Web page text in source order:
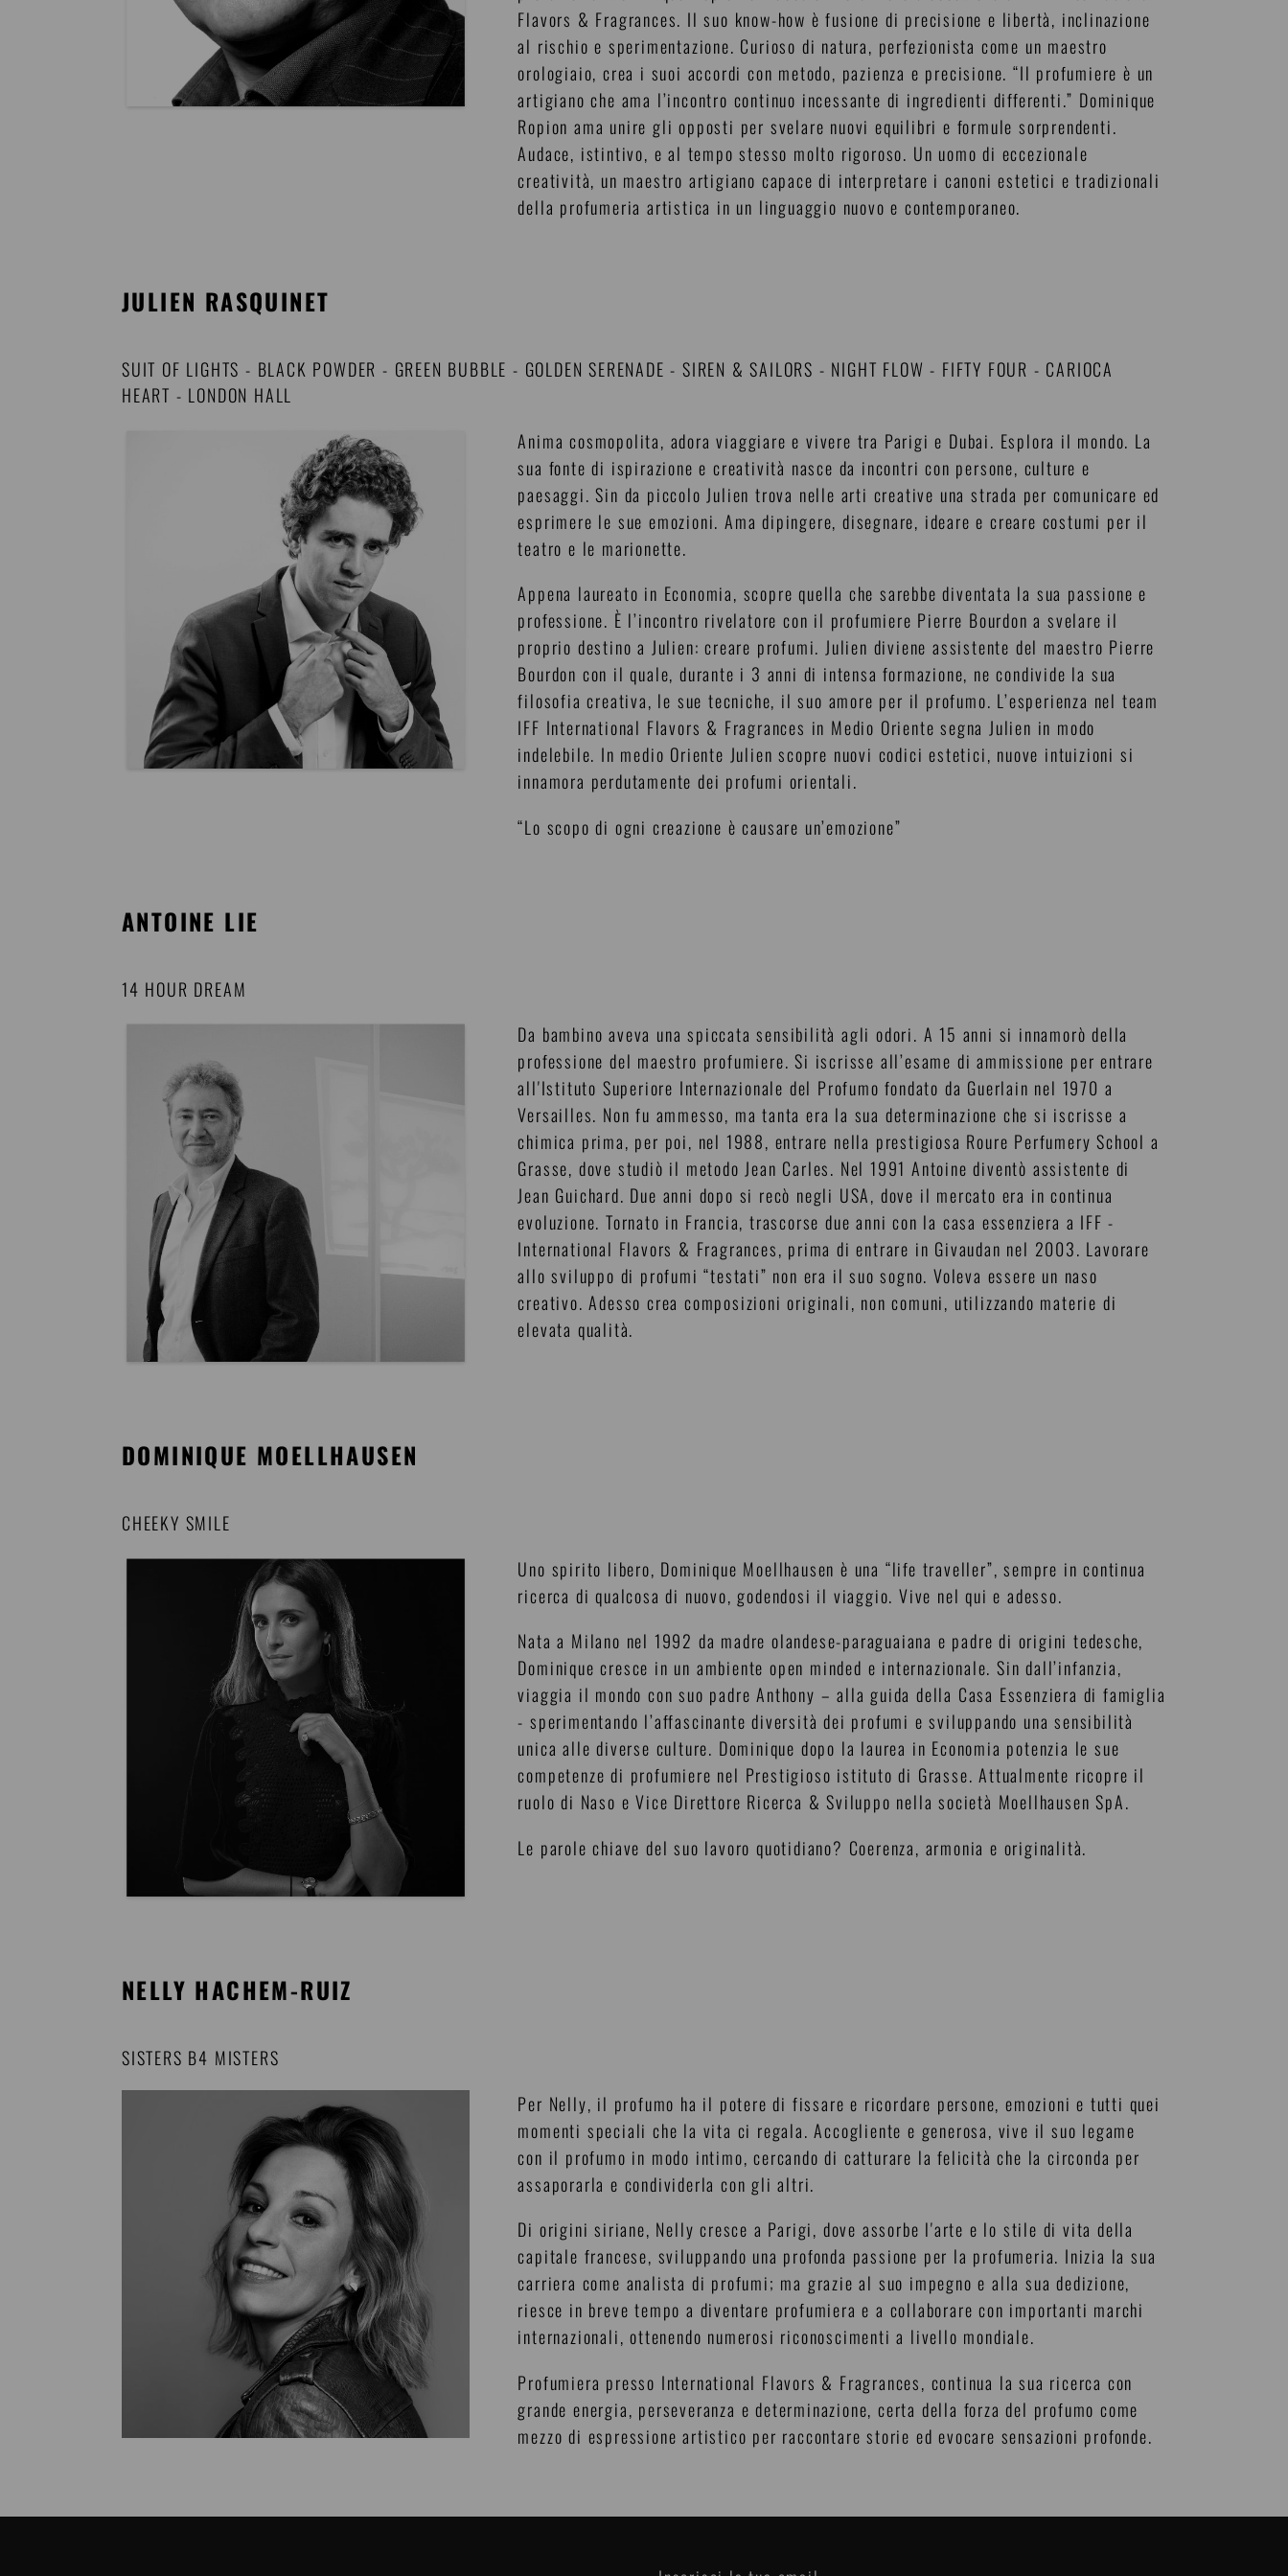
Flavors & Fragrances. Il suo know-how è fusione di precisione e libertà, inclinazione
al rischio e sperimentazione. Curioso di natura, perfezionista come un maestro
orologiaio, crea i suoi accordi con metodo, pazienza e precisione. “Il profumiere è un
artigiano che ama l’incontro continuo incessante di ingredienti differenti.” Dominique
Ropion ama unire gli opposti per svelare nuovi equilibri e formule sorprendenti.
Audace, istintivo, e al tempo stesso molto rigoroso. Un uomo di eccezionale
creatività, un maestro artigiano capace di interpretare i canoni estetici e tradizionali
della profumeria artistica in un linguaggio nuovo e contemporaneo.
JULIEN RASQUINET
SUIT OF LIGHTS - BLACK POWDER - GREEN BUBBLE - GOLDEN SERENADE -SIREN & SAILORS - NIGHT FLOW - FIFTY FOUR - CARIOCA
HEART - LONDON HALL
Anima cosmopolita, adora viaggiare e vivere tra Parigi e Dubai. Esplora il mondo. La
sua fonte di ispirazione e creatività nasce da incontri con persone, culture e
paesaggi. Sin da piccolo Julien trova nelle arti creative una strada per comunicare ed
esprimere le sue emozioni. Ama dipingere, disegnare, ideare e creare costumi per il
teatro e le marionette.
Appena laureato in Economia, scopre quella che sarebbe diventata la sua passione e
professione. È l’incontro rivelatore con il profumiere Pierre Bourdon a svelare il
proprio destino a Julien: creare profumi. Julien diviene assistente del maestro Pierre
Bourdon con il quale, durante i 3 anni di intensa formazione, ne condivide la sua
filosofia creativa, le sue tecniche, il suo amore per il profumo. L’esperienza nel team
IFF International Flavors & Fragrances in Medio Oriente segna Julien in modo
indelebile. In medio Oriente Julien scopre nuovi codici estetici, nuove intuizioni si
innamora perdutamente dei profumi orientali.
“Lo scopo di ogni creazione è causare un’emozione”
ANTOINE LIE
14 HOUR DREAM
Da bambino aveva una spiccata sensibilità agli odori. A 15 anni si innamorò della
professione del maestro profumiere. Si iscrisse all’esame di ammissione per entrare
all'Istituto Superiore Internazionale del Profumo fondato da Guerlain nel 1970 a
Versailles. Non fu ammesso, ma tanta era la sua determinazione che si iscrisse a
chimica prima, per poi, nel 1988, entrare nella prestigiosa Roure Perfumery School a
Grasse, dove studiò il metodo Jean Carles. Nel 1991 Antoine diventò assistente di
Jean Guichard. Due anni dopo si recò negli USA, dove il mercato era in continua
evoluzione. Tornato in Francia, trascorse due anni con la casa essenziera a IFF -
International Flavors & Fragrances, prima di entrare in Givaudan nel 2003. Lavorare
allo sviluppo di profumi “testati” non era il suo sogno. Voleva essere un naso
creativo. Adesso crea composizioni originali, non comuni, utilizzando materie di
elevata qualità.
DOMINIQUE MOELLHAUSEN
CHEEKY SMILE
Uno spirito libero, Dominique Moellhausen è una “life traveller”, sempre in continua
ricerca di qualcosa di nuovo, godendosi il viaggio. Vive nel qui e adesso.
Nata a Milano nel 1992 da madre olandese-paraguaiana e padre di origini tedesche,
Dominique cresce in un ambiente open minded e internazionale. Sin dall’infanzia,
viaggia il mondo con suo padre Anthony – alla guida della Casa Essenziera di famiglia
- sperimentando l’affascinante diversità dei profumi e sviluppando una sensibilità
unica alle diverse culture. Dominique dopo la laurea in Economia potenzia le sue
competenze di profumiere nel Prestigioso istituto di Grasse. Attualmente ricopre il
ruolo di Naso e Vice Direttore Ricerca & Sviluppo nella società Moellhausen SpA.
Le parole chiave del suo lavoro quotidiano? Coerenza, armonia e originalità.
NELLY HACHEM-RUIZ
SISTERS B4 MISTERS
Per Nelly, il profumo ha il potere di fissare e ricordare persone, emozioni e tutti quei
momenti speciali che la vita ci regala. Accogliente e generosa, vive il suo legame
con il profumo in modo intimo, cercando di catturare la felicità che la circonda per
assaporarla e condividerla con gli altri.
Di origini siriane, Nelly cresce a Parigi, dove assorbe l'arte e lo stile di vita della
capitale francese, sviluppando una profonda passione per la profumeria. Inizia la sua
carriera come analista di profumi; ma grazie al suo impegno e alla sua dedizione,
riesce in breve tempo a diventare profumiera e a collaborare con importanti marchi
internazionali, ottenendo numerosi riconoscimenti a livello mondiale.
Profumiera presso International Flavors & Fragrances, continua la sua ricerca con
grande energia, perseveranza e determinazione, certa della forza del profumo come
mezzo di espressione artistico per raccontare storie ed evocare sensazioni profonde.